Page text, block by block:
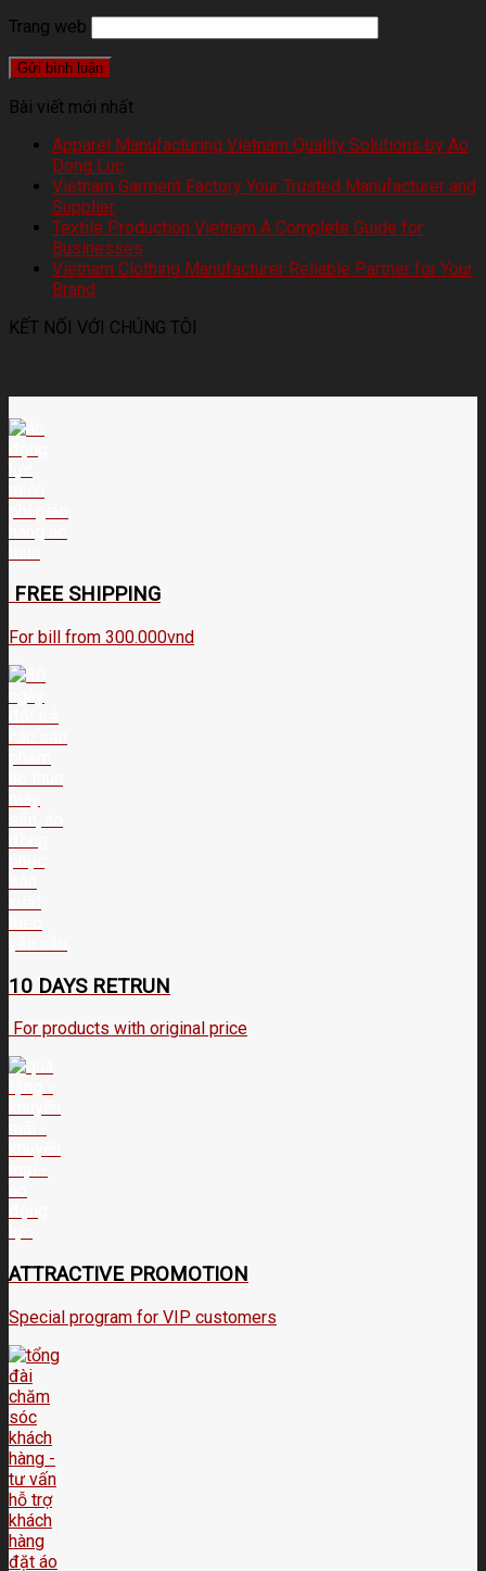
Trang web
Bài viết mới nhất
Apparel Manufacturing Vietnam Quality Solutions by Ao
Dong Luc
Vietnam Garment Factory Your Trusted Manufacturer and
Supplier
Textile Production Vietnam A Complete Guide for
Businesses
Vietnam Clothing Manufacturer Reliable Partner for Your
Brand
KẾT NỐI VỚI CHÚNG TÔI
FREE SHIPPING
For bill from 300.000vnd
10 DAYS RETRUN
For products with original price
ATTRACTIVE PROMOTION
Special program for VIP customers